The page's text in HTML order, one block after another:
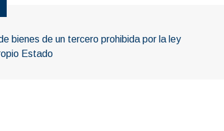
bienes de un tercero prohibida por la ley
Estado